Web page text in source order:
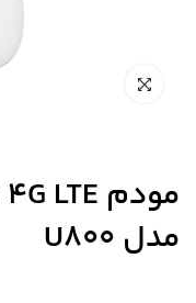
مدل U800